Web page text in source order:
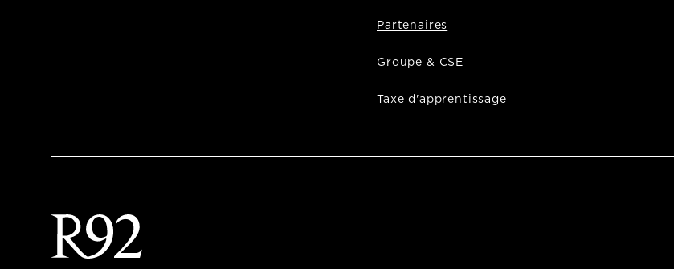
Partenaires
Groupe & CSE
Taxe d'apprentissage